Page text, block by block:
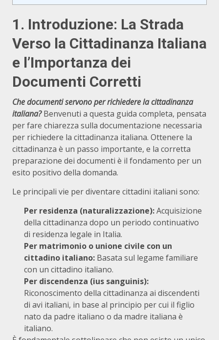
1. Introduzione: La Strada
Verso la Cittadinanza Italiana
e l’Importanza dei
Documenti Corretti
Che documenti servono per richiedere la cittadinanza
italiana?Benvenuti a questa guida completa, pensata
per fare chiarezza sulla documentazione necessaria
per richiedere la cittadinanza italiana. Ottenere la
cittadinanza è un passo importante, e la corretta
preparazione dei documenti è il fondamento per un
esito positivo della domanda.
Le principali vie per diventare cittadini italiani sono:
Per residenza (naturalizzazione):Acquisizione
della cittadinanza dopo un periodo continuativo
di residenza legale in Italia.
Per matrimonio o unione civile con un
cittadino italiano: Basata sul legame familiare
con un cittadino italiano.
Per discendenza (ius sanguinis):
Riconoscimento della cittadinanza ai discendenti
di avi italiani, in base al principio per cui il figlio
nato da padre italiano o da madre italiana è
italiano.